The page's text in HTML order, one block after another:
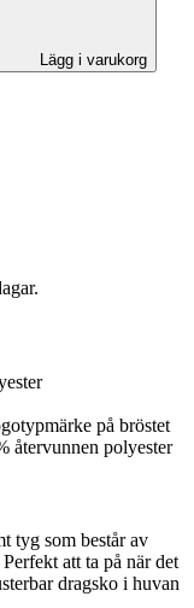
Lägg i varukorg
på bröstet
återvunnen polyester
tyg som består av
att ta på när det
dragsko i huvan